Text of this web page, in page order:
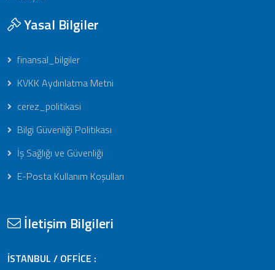
Yasal Bilgiler
finansal_bilgiler
KVKK Aydınlatma Metni
cerez_politikasi
Bilgi Güvenliği Politikası
İş Sağlığı ve Güvenliği
E-Posta Kullanım Koşulları
İletişim Bilgileri
İSTANBUL / OFFİCE :